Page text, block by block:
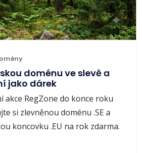
doménu ve slevě a
jako dárek
akce RegZone do konce roku
si zlevněnou doménu .SE a
koncovku .EU na rok zdarma.